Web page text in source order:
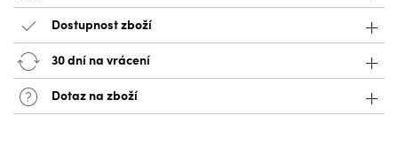
Dostupnost zboží
30 dní na vrácení
Dotaz na zboží